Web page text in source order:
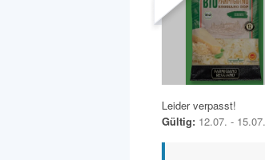
Leider verpasst!
Gültig: 12.07. - 15.07.